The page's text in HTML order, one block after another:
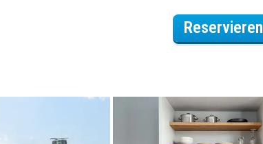
Reservieren